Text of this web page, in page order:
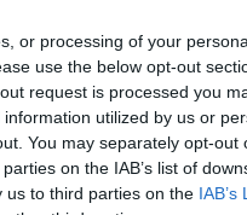
or processing of your
use the below opt-out
request is processed you
utilized by us or
You may separately opt-out
on the IAB’s list of
us to third parties on the IAB’s